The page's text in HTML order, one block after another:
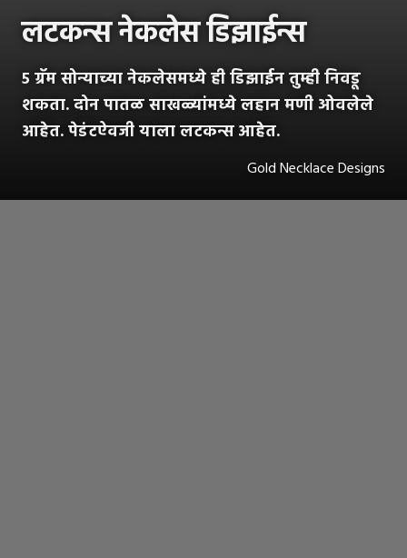
लटकन्स नेकलेस डिझाईन्स
५ ग्रॅम सोन्याच्या नेकलेसमध्ये ही डिझाईन तुम्ही निवडू
शकता. दोन पातळ साखळ्यांमध्ये लहान मणी ओवलेले
आहेत. पेडंटऐवजी याला लटकन्स आहेत.
Gold Necklace Designs